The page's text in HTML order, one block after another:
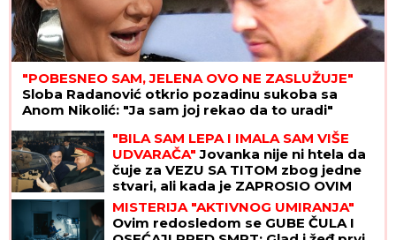
"POBESNEO SAM, JELENA OVO NE ZASLUŽUJE"
Sloba Radanović otkrio pozadinu sukoba sa
Anom Nikolić: "Ja sam joj rekao da to uradi"
"BILA SAM LEPA I IMALA SAM VIŠE
UDVARAČA" Jovanka nije ni htela da
čuje za VEZU SA TITOM zbog jedne
stvari, ali kada je ZAPROSIO OVIM
REČIMA ona nije mogla da ga odbije
MISTERIJA "AKTIVNOG UMIRANJA"
Ovim redosledom se GUBE ČULA I